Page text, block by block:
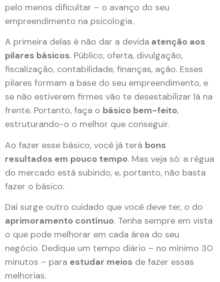
pelo menos dificultar – o avanço do seu
empreendimento na psicologia.
A primeira delas é não dar a devida atenção aos
pilares básicos. Público, oferta, divulgação,
fiscalização, contabilidade, finanças, ação. Esses
pilares formam a base do seu empreendimento, e
se não estiverem firmes vão te desestabilizar lá na
frente. Portanto, faça o básico bem-feito,
estruturando-o o melhor que conseguir.
Ao fazer esse básico, você já terá bons
resultados em pouco tempo. Mas veja só: a régua
do mercado está subindo, e, portanto, não basta
fazer o básico.
Daí surge outro cuidado que você deve ter, o do
aprimoramento contínuo. Tenha sempre em vista
o que pode melhorar em cada área do seu
negócio. Dedique um tempo diário – no mínimo 30
minutos – para estudar meios de fazer essas
melhorias.